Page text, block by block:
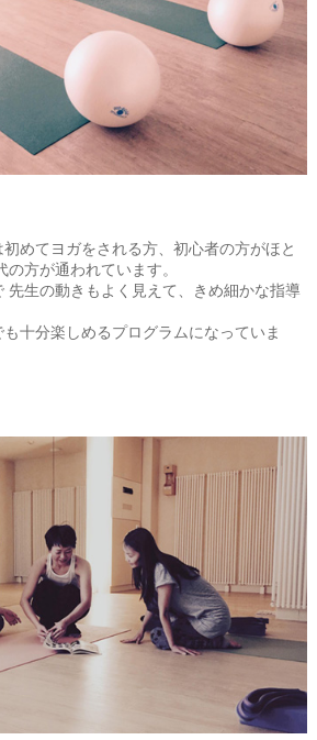
めてヨガをされる方、初心者の方がほと
方が通われています。
先生の動きもよく見えて、きめ細かな指導
十分楽しめるプログラムになっていま